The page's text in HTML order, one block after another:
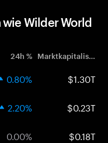
Wilder World
24h % Marktkapitalisierung
0.80% $1.30T
2.20% $0.23T
0.00% $0.18T